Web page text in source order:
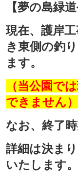
【夢の島緑道
現在、護岸
き東側の釣
ます。
（当公園で
できません）
なお、終了
詳細は決ま
いたします。